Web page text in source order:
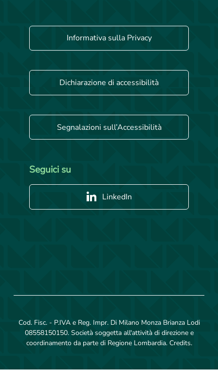
Informativa sulla Privacy
Dichiarazione di accessibilità
Segnalazioni sull’Accessibilità
Seguici su
LinkedIn
Cod. Fisc. - P.IVA e Reg. Impr. Di Milano Monza Brianza Lodi
08558150150. Società soggetta all'attività di direzione e
coordinamento da parte di Regione Lombardia. Credits.